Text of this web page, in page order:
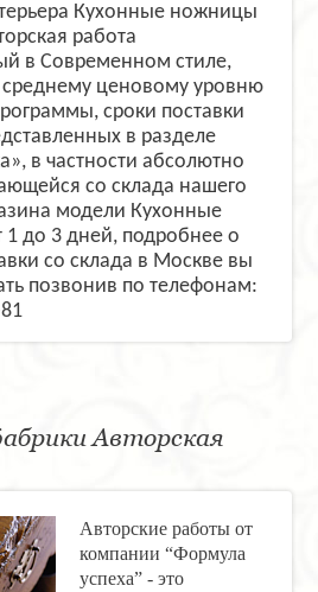
Кухонные ножницы
работа
в Современном стиле,
среднему ценовому уровню
сроки поставки
в разделе
в частности абсолютно
со склада нашего
модели Кухонные
до 3 дней, подробнее о
со склада в Москве вы
позвонив по телефонам:
Авторская
Авторские работы от
компании “Формула
успеха” - это